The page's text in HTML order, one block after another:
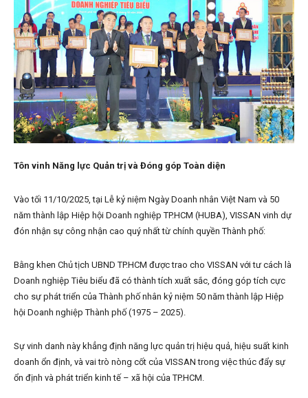
Tôn vinh Năng lực Quản trị và Đóng góp Toàn diện
Vào tối 11/10/2025, tại Lễ kỷ niệm Ngày Doanh nhân Việt Nam và 50
năm thành lập Hiệp hội Doanh nghiệp TP.HCM (HUBA), VISSAN vinh dự
đón nhận sự công nhận cao quý nhất từ chính quyền Thành phố:
Bằng khen Chủ tịch UBND TP.HCM được trao cho VISSAN với tư cách là
Doanh nghiệp Tiêu biểu đã có thành tích xuất sắc, đóng góp tích cực
cho sự phát triển của Thành phố nhân kỷ niệm 50 năm thành lập Hiệp
hội Doanh nghiệp Thành phố (1975 – 2025).
Sự vinh danh này khẳng định năng lực quản trị hiệu quả, hiệu suất kinh
doanh ổn định, và vai trò nòng cốt của VISSAN trong việc thúc đẩy sự
ổn định và phát triển kinh tế – xã hội của TP.HCM.